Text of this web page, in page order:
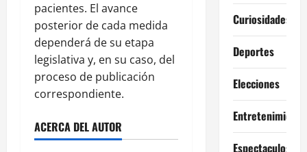
pacientes. El avance
posterior de cada medida
dependerá de su etapa
legislativa y, en su caso, del
proceso de publicación
correspondiente.
ACERCA DEL AUTOR
Curiosidades
Deportes
Elecciones
Entretenimiento
Espectaculos